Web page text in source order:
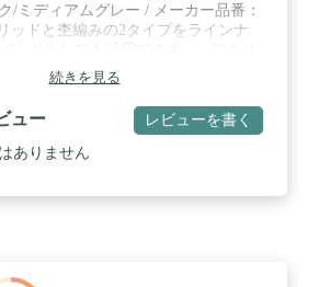
/ミディアムグレー / メーカー品番：
ッドと杢編みの2タイプをラインナ
ウールの混紡で編み上げたネックウ
続きを見る
ュー レビューを書く
ありません